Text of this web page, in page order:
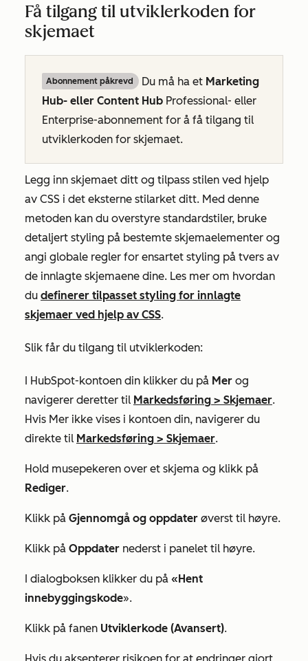
Få tilgang til utviklerkoden for
skjemaet
Abonnement påkrevd Du må ha et Marketing
Hub- eller Content Hub Professional- eller
Enterprise-abonnement for å få tilgang til
utviklerkoden for skjemaet.
Legg inn skjemaet ditt og tilpass stilen ved hjelp
av CSS i det eksterne stilarket ditt. Med denne
metoden kan du overstyre standardstiler, bruke
detaljert styling på bestemte skjemaelementer og
angi globale regler for ensartet styling på tvers av
de innlagte skjemaene dine. Les mer om hvordan
du definerer tilpasset styling for innlagte
skjemaer ved hjelp av CSS.
Slik får du tilgang til utviklerkoden:
I HubSpot-kontoen din klikker du på Mer og
navigerer deretter til Markedsføring > Skjemaer.
Hvis Mer ikke vises i kontoen din, navigerer du
direkte til Markedsføring > Skjemaer.
Hold musepekeren over et skjema og klikk på
Rediger.
Klikk på Gjennomgå og oppdater øverst til høyre.
Klikk på Oppdater nederst i panelet til høyre.
I dialogboksen klikker du på «Hent
innebyggingskode».
Klikk på fanen Utviklerkode (Avansert).
Hvis du aksepterer risikoen for at endringer gjort